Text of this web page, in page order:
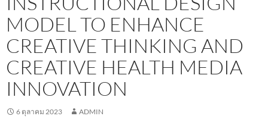
MODEL TO ENHANCE
CREATIVE THINKING AND
CREATIVE HEALTH MEDIA
INNOVATION
6 ตุลาคม 2023 ADMIN